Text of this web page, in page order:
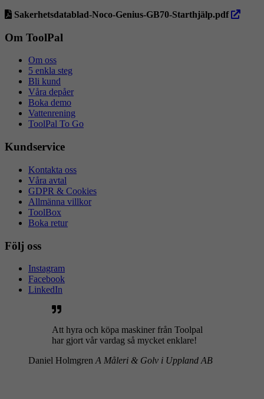
Sakerhetsdatablad-Noco-Genius-GB70-Starthjälp.pdf öppna
Om ToolPal
Om oss
5 enkla steg
Bli kund
Våra depåer
Boka demo
Vattenrening
ToolPal To Go
Kundservice
Kontakta oss
Våra avtal
GDPR & Cookies
Allmänna villkor
ToolBox
Boka retur
Följ oss
Instagram
Facebook
LinkedIn
Att hyra och köpa maskiner från Toolpal
har gjort vår vardag så mycket enklare!
Daniel Holmgren A Måleri & Golv i Uppland AB